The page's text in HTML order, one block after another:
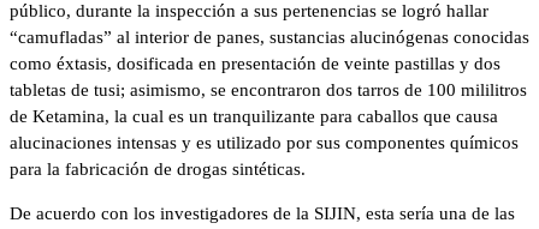
público, durante la inspección a sus pertenencias se logró hallar
“camufladas” al interior de panes, sustancias alucinógenas conocidas
como éxtasis, dosificada en presentación de veinte pastillas y dos
tabletas de tusi; asimismo, se encontraron dos tarros de 100 mililitros
de Ketamina, la cual es un tranquilizante para caballos que causa
alucinaciones intensas y es utilizado por sus componentes químicos
para la fabricación de drogas sintéticas.
De acuerdo con los investigadores de la SIJIN, esta sería una de las